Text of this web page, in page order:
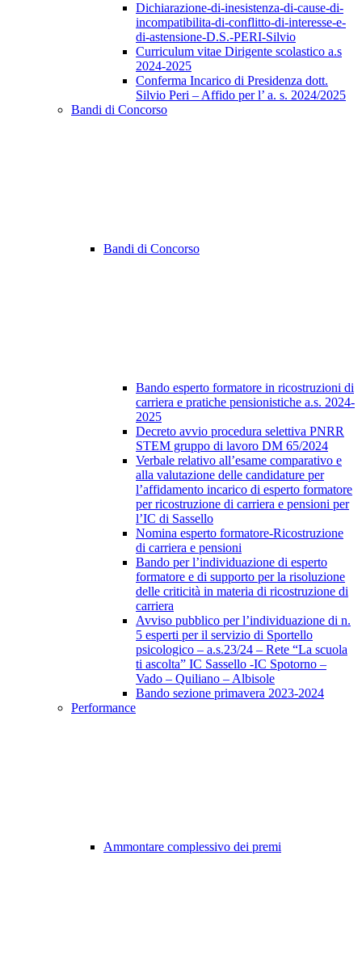
Dichiarazione-di-inesistenza-di-cause-di-
incompatibilita-di-conflitto-di-interesse-e-
di-astensione-D.S.-PERI-Silvio
Curriculum vitae Dirigente scolastico a.s
2024-2025
Conferma Incarico di Presidenza dott.
Silvio Peri – Affido per l’ a. s. 2024/2025
Bandi di Concorso
Bandi di Concorso
Bando esperto formatore in ricostruzioni di
carriera e pratiche pensionistiche a.s. 2024-
2025
Decreto avvio procedura selettiva PNRR
STEM gruppo di lavoro DM 65/2024
Verbale relativo all’esame comparativo e
alla valutazione delle candidature per
l’affidamento incarico di esperto formatore
per ricostruzione di carriera e pensioni per
l’IC di Sassello
Nomina esperto formatore-Ricostruzione
di carriera e pensioni
Bando per l’individuazione di esperto
formatore e di supporto per la risoluzione
delle criticità in materia di ricostruzione di
carriera
Avviso pubblico per l’individuazione di n.
5 esperti per il servizio di Sportello
psicologico – a.s.23/24 – Rete “La scuola
ti ascolta” IC Sassello -IC Spotorno –
Vado – Quiliano – Albisole
Bando sezione primavera 2023-2024
Performance
Ammontare complessivo dei premi